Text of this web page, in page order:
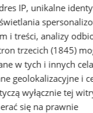
IP, unikalne
i treści, analizy
trzecich (1845)
w tych i innych
geolokalizacyjne i
wyłącznie tej
się na prawnie